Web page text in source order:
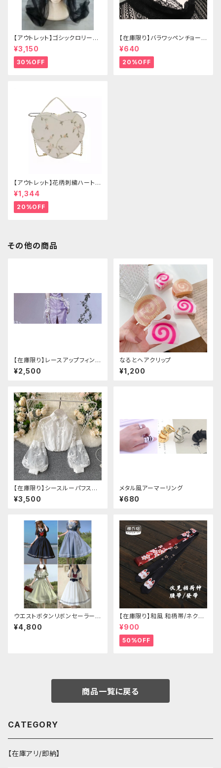
【アウトレット】ゴシックロリータ
ゴールドクラウン＆ホーン(ヴェ
ール付き)
¥3,150
30%OFF
【在庫限り】バラワッペンチョーカ
ー
¥640
20%OFF
【アウトレット】花柄刺繍ハートバ
ッグ
¥1,344
20%OFF
その他の商品
【在庫限り】レースアップフィンガ
ーレスカバー(パンクチャイナ)
¥2,500
なるとヘアクリップ
¥1,200
【在庫限り】シースルーパフスリ
ーブ刺繍ブラウス
¥3,500
メタル風アーマーリング
¥680
ウエストボタンリボンセーラーワ
ンピース
¥4,800
【在庫限り】和風 和柄帯/ネクタ
イ/リボン（狐面/金魚
¥900
50%OFF
商品一覧に戻る
CATEGORY
【在庫アリ/即納】